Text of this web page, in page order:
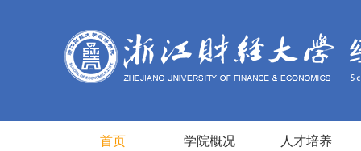
首页 学院概况 人才培养